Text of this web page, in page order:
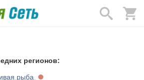
регионов:
рыба